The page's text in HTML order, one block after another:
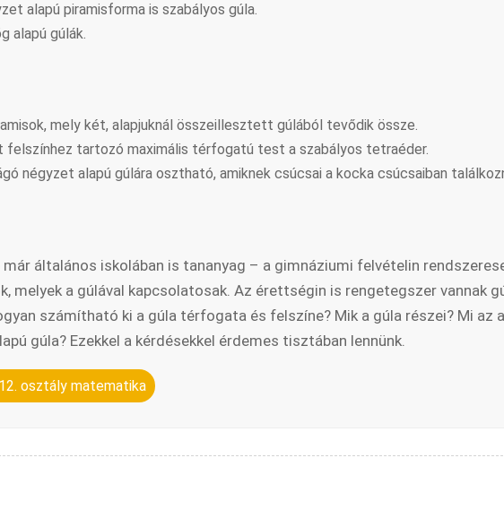
alapú piramisforma is szabályos gúla.
alapú gúlák.
mely két, alapjuknál összeillesztett gúlából tevődik össze.
tartozó maximális térfogatú test a szabályos tetraéder.
négyzet alapú gúlára osztható, amiknek csúcsai a kocka csúcsaiban
általános iskolában is tananyag – a gimnáziumi felvételin
melyek a gúlával kapcsolatosak. Az érettségin is rengetegszer vannak
számítható ki a gúla térfogata és felszíne? Mik a gúla részei? Mi az a
gúla? Ezekkel a kérdésekkel érdemes tisztában lennünk.
osztály matematika